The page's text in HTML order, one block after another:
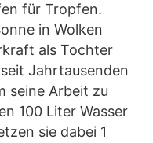
für Tropfen.
in Wolken
als Tochter
Jahrtausenden
seine Arbeit zu
100 Liter Wasser
sie dabei 1